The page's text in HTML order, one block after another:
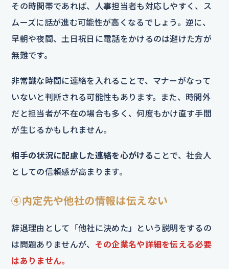
その時間帯であれば、人事担当者も対応しやすく、ス
ムーズに話が進む可能性が高くなるでしょう。逆に、
早朝や夜間、土日祝日に電話をかけるのは避けた方が
無難です。
非常識な時間に連絡を入れることで、マナーがなって
いないと判断される可能性もあります。また、時間外
だと担当者が不在の場合も多く、何度もかけ直す手間
が生じるかもしれません。
相手の状況に配慮した連絡を心がける ことで、社会人
としての信頼感が高まります。
④内定先や他社の情報は伝えない
辞退理由として「他社に決めた」という説明をするの
は問題ありませんが、 その企業名や詳細を伝える必要
はありません。